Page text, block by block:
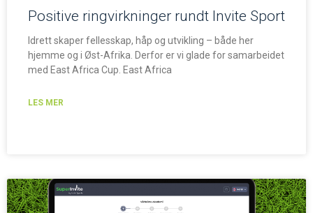
Positive ringvirkninger rundt Invite Sport
Idrett skaper fellesskap, håp og utvikling – både her
hjemme og i Øst-Afrika. Derfor er vi glade for samarbeidet
med East Africa Cup. East Africa
LES MER